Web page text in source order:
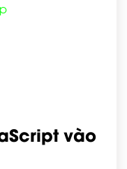
vào